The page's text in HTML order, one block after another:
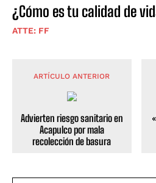
¿Cómo es tu calidad de
ATTE: FF
ARTÍCULO ANTERIOR
Advierten riesgo sanitario en
Acapulco por mala
recolección de basura